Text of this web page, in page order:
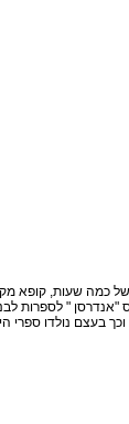
כמה שעות, קופא
"אנדרסן " לספרות
נולדו ספרי